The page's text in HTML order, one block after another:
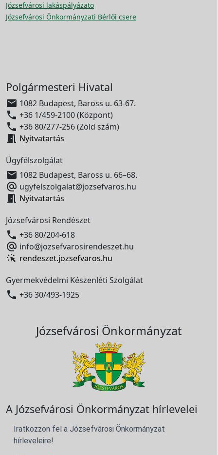
Józsefvárosi lakáspályázato
Józsefvárosi Önkormányzati Bérlői csere
Polgármesteri Hivatal
 1082 Budapest, Baross u. 63-67.
 +36 1/459-2100 (Központ)
 +36 80/277-256 (Zöld szám)
 Nyitvatartás
Ügyfélszolgálat
 1082 Budapest, Baross u. 66–68.
 ugyfelszolgalat@jozsefvaros.hu
 Nyitvatartás
Józsefvárosi Rendészet
 +36 80/204-618
 info@jozsefvarosirendeszet.hu
rendeszet.jozsefvaros.hu
Gyermekvédelmi Készenléti Szolgálat
 +36 30/493-1925
Józsefvárosi Önkormányzat
A Józsefvárosi Önkormányzat hírlevelei
Iratkozzon fel a Józsefvárosi Önkormányzat
hírleveleire!